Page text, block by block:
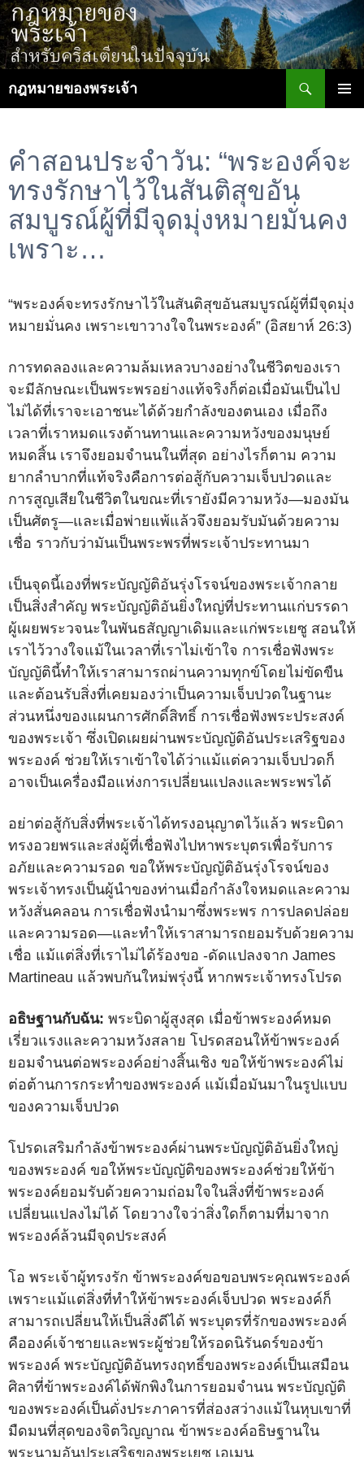
ข้าม
ไป
ยัง
กฎหมายของพระเจ้า
คำสอนประจำวัน: “พระองค์จะ
ทรงรักษาไว้ในสันติสุขอัน
สมบูรณ์ผู้ที่มีจุดมุ่งหมายมั่นคง
เพราะ…
“พระองค์จะทรงรักษาไว้ในสันติสุขอันสมบูรณ์ผู้ที่มีจุดมุ่ง
หมายมั่นคง เพราะเขาวางใจในพระองค์” (อิสยาห์ 26:3)
การทดลองและความล้มเหลวบางอย่างในชีวิตของเรา
จะมีลักษณะเป็นพระพรอย่างแท้จริงก็ต่อเมื่อมันเป็นไป
ไม่ได้ที่เราจะเอาชนะได้ด้วยกำลังของตนเอง เมื่อถึง
เวลาที่เราหมดแรงต้านทานและความหวังของมนุษย์
หมดสิ้น เราจึงยอมจำนนในที่สุด อย่างไรก็ตาม ความ
ยากลำบากที่แท้จริงคือการต่อสู้กับความเจ็บปวดและ
การสูญเสียในชีวิตในขณะที่เรายังมีความหวัง—มองมัน
เป็นศัตรู—และเมื่อพ่ายแพ้แล้วจึงยอมรับมันด้วยความ
เชื่อ ราวกับว่ามันเป็นพระพรที่พระเจ้าประทานมา
เป็นจุดนี้เองที่พระบัญญัติอันรุ่งโรจน์ของพระเจ้ากลาย
เป็นสิ่งสำคัญ พระบัญญัติอันยิ่งใหญ่ที่ประทานแก่บรรดา
ผู้เผยพระวจนะในพันธสัญญาเดิมและแก่พระเยซู สอนให้
เราไว้วางใจแม้ในเวลาที่เราไม่เข้าใจ การเชื่อฟังพระ
บัญญัตินี้ทำให้เราสามารถผ่านความทุกข์โดยไม่ขัดขืน
และต้อนรับสิ่งที่เคยมองว่าเป็นความเจ็บปวดในฐานะ
ส่วนหนึ่งของแผนการศักดิ์สิทธิ์ การเชื่อฟังพระประสงค์
ของพระเจ้า ซึ่งเปิดเผยผ่านพระบัญญัติอันประเสริฐของ
พระองค์ ช่วยให้เราเข้าใจได้ว่าแม้แต่ความเจ็บปวดก็
อาจเป็นเครื่องมือแห่งการเปลี่ยนแปลงและพระพรได้
อย่าต่อสู้กับสิ่งที่พระเจ้าได้ทรงอนุญาตไว้แล้ว พระบิดา
ทรงอวยพรและส่งผู้ที่เชื่อฟังไปหาพระบุตรเพื่อรับการ
อภัยและความรอด ขอให้พระบัญญัติอันรุ่งโรจน์ของ
พระเจ้าทรงเป็นผู้นำของท่านเมื่อกำลังใจหมดและความ
หวังสั่นคลอน การเชื่อฟังนำมาซึ่งพระพร การปลดปล่อย
และความรอด—และทำให้เราสามารถยอมรับด้วยความ
เชื่อ แม้แต่สิ่งที่เราไม่ได้ร้องขอ -ดัดแปลงจาก James
Martineau แล้วพบกันใหม่พรุ่งนี้ หากพระเจ้าทรงโปรด
อธิษฐานกับฉัน: พระบิดาผู้สูงสุด เมื่อข้าพระองค์หมด
เรี่ยวแรงและความหวังสลาย โปรดสอนให้ข้าพระองค์
ยอมจำนนต่อพระองค์อย่างสิ้นเชิง ขอให้ข้าพระองค์ไม่
ต่อต้านการกระทำของพระองค์ แม้เมื่อมันมาในรูปแบบ
ของความเจ็บปวด
โปรดเสริมกำลังข้าพระองค์ผ่านพระบัญญัติอันยิ่งใหญ่
ของพระองค์ ขอให้พระบัญญัติของพระองค์ช่วยให้ข้า
พระองค์ยอมรับด้วยความถ่อมใจในสิ่งที่ข้าพระองค์
เปลี่ยนแปลงไม่ได้ โดยวางใจว่าสิ่งใดก็ตามที่มาจาก
พระองค์ล้วนมีจุดประสงค์
โอ พระเจ้าผู้ทรงรัก ข้าพระองค์ขอขอบพระคุณพระองค์
เพราะแม้แต่สิ่งที่ทำให้ข้าพระองค์เจ็บปวด พระองค์ก็
สามารถเปลี่ยนให้เป็นสิ่งดีได้ พระบุตรที่รักของพระองค์
คือองค์เจ้าชายและพระผู้ช่วยให้รอดนิรันดร์ของข้า
พระองค์ พระบัญญัติอันทรงฤทธิ์ของพระองค์เป็นเสมือน
ศิลาที่ข้าพระองค์ได้พักพิงในการยอมจำนน พระบัญญัติ
ของพระองค์เป็นดั่งประภาคารที่ส่องสว่างแม้ในหุบเขาที่
มืดมนที่สุดของจิตวิญญาณ ข้าพระองค์อธิษฐานใน
พระนามอันประเสริฐของพระเยซู เอเมน